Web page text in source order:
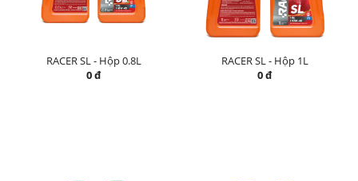
RACER SL - Hộp 0.8L
0 đ
RACER SL - Hộp 1L
0 đ